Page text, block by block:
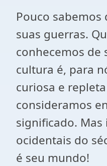
Pouco sabemos
suas guerras.
conhecemos de
cultura é, para
curiosa e
consideramos
significado. Mas
ocidentais do
é seu mundo!